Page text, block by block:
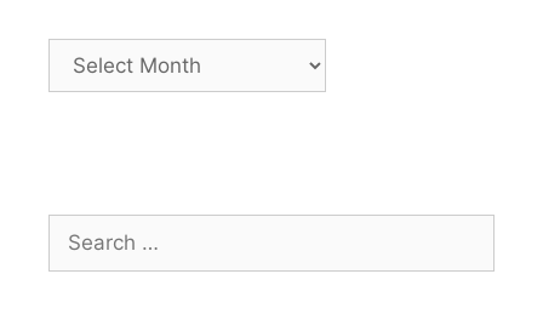
Archives
for: